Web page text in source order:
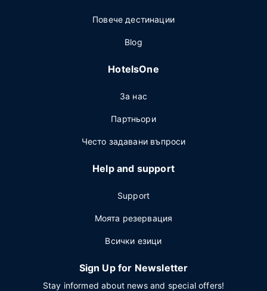
Повече дестинации
Blog
HotelsOne
За нас
Партньори
Често задавани въпроси
Help and support
Support
Моята резервация
Всички езици
Sign Up for Newsletter
Stay informed about news and special offers!